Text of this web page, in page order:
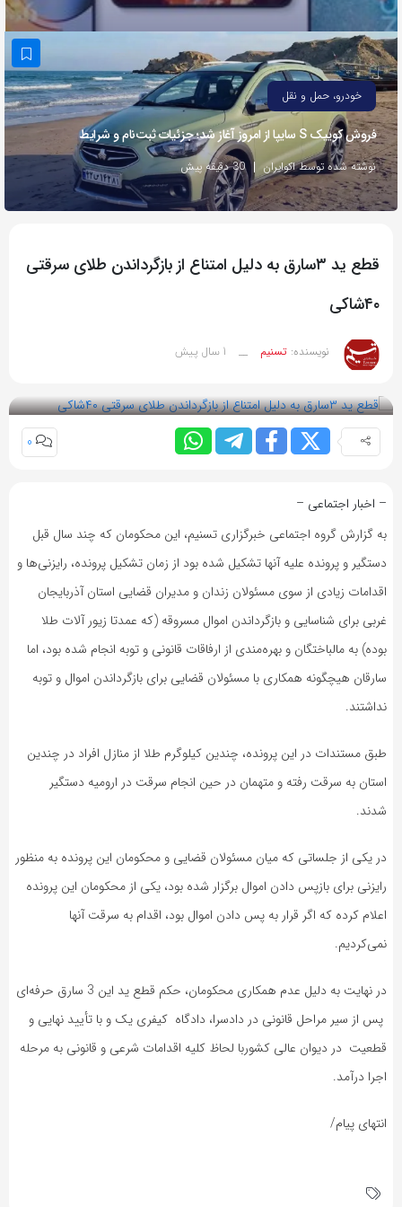
به
اشتراک
بگذارید.
کپی
لینک
خودرو، حمل و نقل
فروش کوییک S سایپا از امروز آغاز شد؛ جزئیات ثبت‌نام و شرایط
نوشته شده توسط اکوایران 30 دقیقه پیش
قطع ید ۳سارق به دلیل امتناع از بازگرداندن طلای سرقتی
۴۰شاکی
نویسنده: تسنیم __ 1 سال پیش
0
– اخبار اجتماعی –
به گزارش گروه اجتماعی خبرگزاری تسنیم، این محکومان که چند سال قبل
دستگیر و پرونده علیه آنها تشکیل شده بود از زمان تشکیل پرونده، رایزنی‌ها و
اقدامات زیادی از سوی مسئولان زندان و مدیران قضایی استان آذربایجان
غربی برای شناسایی و بازگرداندن اموال مسروقه (که عمدتا زیور آلات‌ طلا
بوده) به مالباختگان و بهره‌مندی از ارفاقات قانونی و توبه انجام شده بود، اما
سارقان هیچگونه همکاری با مسئولان قضایی برای بازگرداندن اموال و توبه
نداشتند.
طبق مستندات در این پرونده، چندین کیلوگرم طلا از منازل افراد در چندین
استان به سرقت رفته و متهمان در حین انجام سرقت در ارومیه دستگیر
شدند.
در یکی از جلساتی که میان مسئولان قضایی و محکومان این پرونده به منظور
رایزنی برای بازپس دادن اموال برگزار شده بود، یکی از محکومان این پرونده
اعلام کرده که اگر قرار به پس دادن اموال بود، اقدام به سرقت آنها
نمی‌کردیم.
در نهایت به دلیل عدم همکاری محکومان، حکم قطع ید این 3 سارق حرفه‌ای
پس از سیر مراحل قانونی در دادسرا، دادگاه کیفری یک و با تأیید نهایی و
قطعیت در دیوان عالی کشوربا لحاظ کلیه اقدامات شرعی و قانونی به مرحله
اجرا درآمد.
انتهای پیام/